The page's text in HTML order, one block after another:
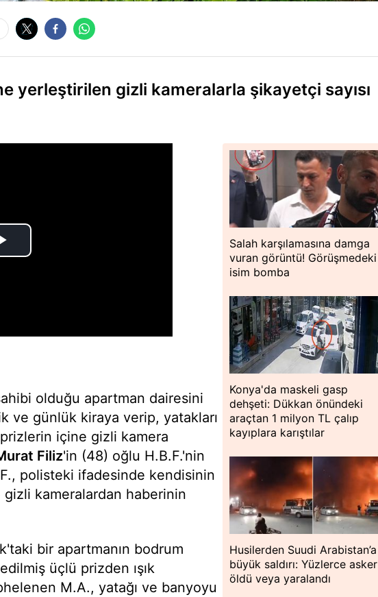
yerleştirilen gizli kameralarla şikayetçi sayısı
olduğu apartman dairesini
ve günlük kiraya verip, yatakları
içine gizli kamera
Filiz'in (48) oğlu H.B.F.'nin
polisteki ifadesinde kendisinin
gizli kameralardan haberinin
bir apartmanın bodrum
üçlü prizden ışık
M.A., yatağı ve banyoyu
Salah karşılamasına damga
vuran görüntü! Görüşmedeki
isim bomba
Konya'da maskeli gasp
dehşeti: Dükkan önündeki
araçtan 1 milyon TL çalıp
kayıplara karıştılar
Husilerden Suudi Arabistan’a
büyük saldırı: Yüzlerce asker
öldü veya yaralandı